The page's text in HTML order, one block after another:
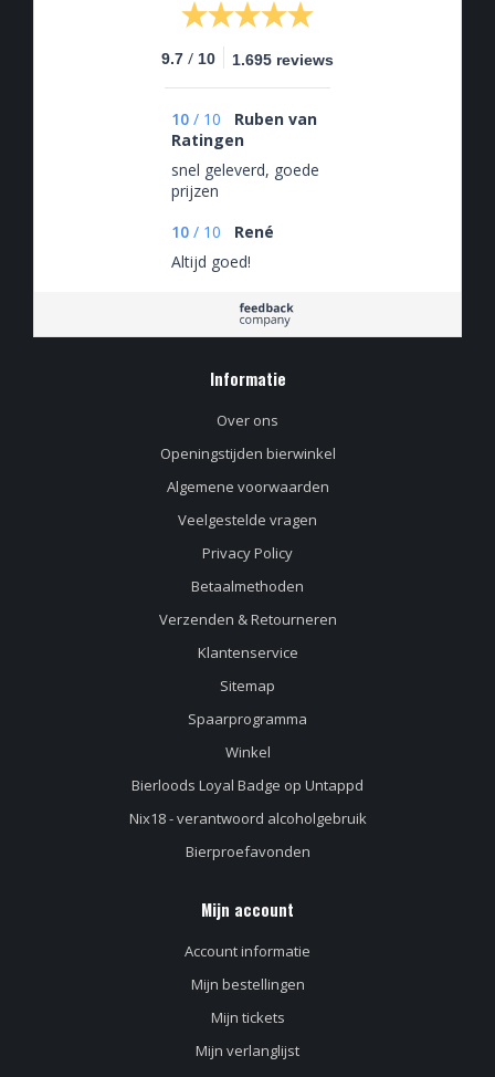
9.7 / 10 1.695 reviews
10 / 10
Ruben van
Ratingen
snel geleverd, goede
prijzen
10 / 10
René
Altijd goed!
Informatie
Over ons
Openingstijden bierwinkel
Algemene voorwaarden
Veelgestelde vragen
Privacy Policy
Betaalmethoden
Verzenden & Retourneren
Klantenservice
Sitemap
Spaarprogramma
Winkel
Bierloods Loyal Badge op Untappd
Nix18 - verantwoord alcoholgebruik
Bierproefavonden
Mijn account
Account informatie
Mijn bestellingen
Mijn tickets
Mijn verlanglijst